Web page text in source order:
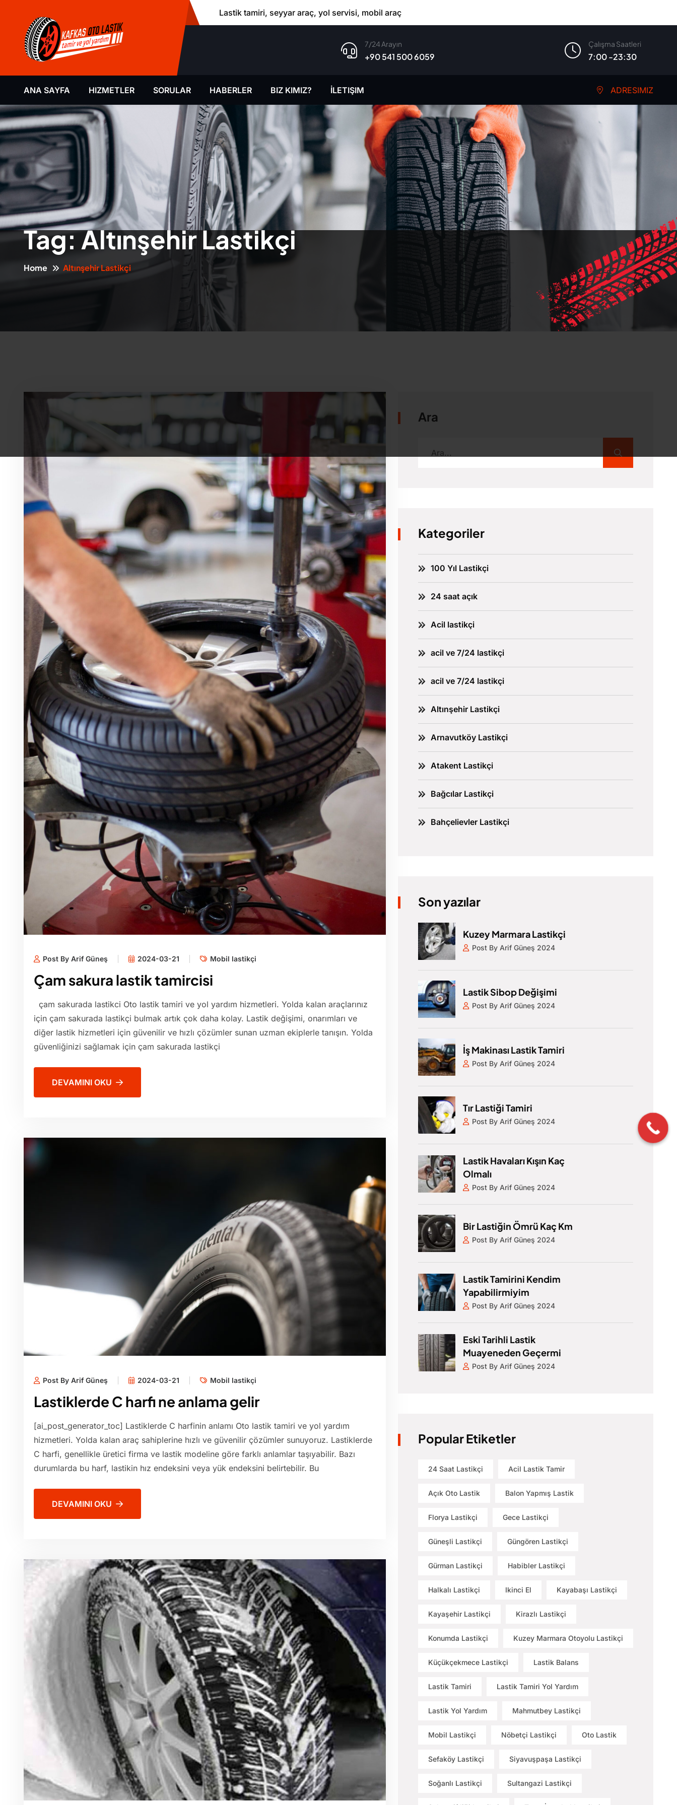
Lastik tamiri, seyyar araç, yol servisi, mobil araç
7/24 Arayın
+90 541 500 6059
Çalışma Saatleri
7:00 -23:30
ANA SAYFA HIZMETLER SORULAR HABERLER BIZ KIMIZ? İLETIŞIM ADRESIMIZ
Tag:Altınşehir Lastikçi
Home Altınşehir Lastikçi
Post By Arif Güneş 2024-03-21 Mobil lastikçi
Çam sakura lastik tamircisi
çam sakurada lastikci Oto lastik tamiri ve yol yardım hizmetleri. Yolda kalan araçlarınız
için çam sakurada lastikçi bulmak artık çok daha kolay. Lastik değişimi, onarımları ve
diğer lastik hizmetleri için güvenilir ve hızlı çözümler sunan uzman ekiplerle tanışın. Yolda
güvenliğinizi sağlamak için çam sakurada lastikçi
DEVAMINI OKU
Post By Arif Güneş 2024-03-21 Mobil lastikçi
Lastiklerde C harfi ne anlama gelir
[ai_post_generator_toc] Lastiklerde C harfinin anlamı Oto lastik tamiri ve yol yardım
hizmetleri. Yolda kalan araç sahiplerine hızlı ve güvenilir çözümler sunuyoruz. Lastiklerde
C harfi, genellikle üretici firma ve lastik modeline göre farklı anlamlar taşıyabilir. Bazı
durumlarda bu harf, lastikin hız endeksini veya yük endeksini belirtebilir. Bu
DEVAMINI OKU
Ara
Kategoriler
100 Yıl Lastikçi
24 saat açık
Acil lastikçi
acil ve 7/24 lastikçi
acil ve 7/24 lastikçi
Altınşehir Lastikçi
Arnavutköy Lastikçi
Atakent Lastikçi
Bağcılar Lastikçi
Bahçelievler Lastikçi
Son yazılar
Kuzey Marmara Lastikçi
Post By Arif Güneş 2024
Lastik Sibop Değişimi
Post By Arif Güneş 2024
İş Makinası Lastik Tamiri
Post By Arif Güneş 2024
Tır Lastiği Tamiri
Post By Arif Güneş 2024
Lastik Havaları Kışın Kaç
Olmalı
Post By Arif Güneş 2024
Bir Lastiğin Ömrü Kaç Km
Post By Arif Güneş 2024
Lastik Tamirini Kendim
Yapabilirmiyim
Post By Arif Güneş 2024
Eski Tarihli Lastik
Muayeneden Geçermi
Post By Arif Güneş 2024
Popular Etiketler
24 Saat Lastikçi Acil Lastik Tamir
Açık Oto Lastik Balon Yapmış Lastik
Florya Lastikçi Gece Lastikçi
Güneşli Lastikçi Güngören Lastikçi
Gürman Lastikçi Habibler Lastikçi
Halkalı Lastikçi Ikinci El Kayabaşı Lastikçi
Kayaşehir Lastikçi Kirazlı Lastikçi
Konumda Lastikçi Kuzey Marmara Otoyolu Lastikçi
Küçükçekmece Lastikçi Lastik Balans
Lastik Tamiri Lastik Tamiri Yol Yardım
Lastik Yol Yardım Mahmutbey Lastikçi
Mobil Lastikçi Nöbetçi Lastikçi Oto Lastik
Sefaköy Lastikçi Siyavuşpaşa Lastikçi
Soğanlı Lastikçi Sultangazi Lastikçi